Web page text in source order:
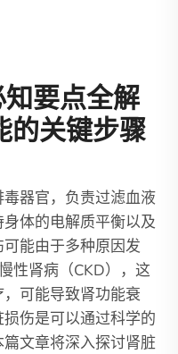
要点全解
的关键步骤
器官，负责过滤血液
体的电解质平衡以及
能由于多种原因发
性肾病（CKD），这
可能导致肾功能衰
伤是可以通过科学的
文章将深入探讨肾脏